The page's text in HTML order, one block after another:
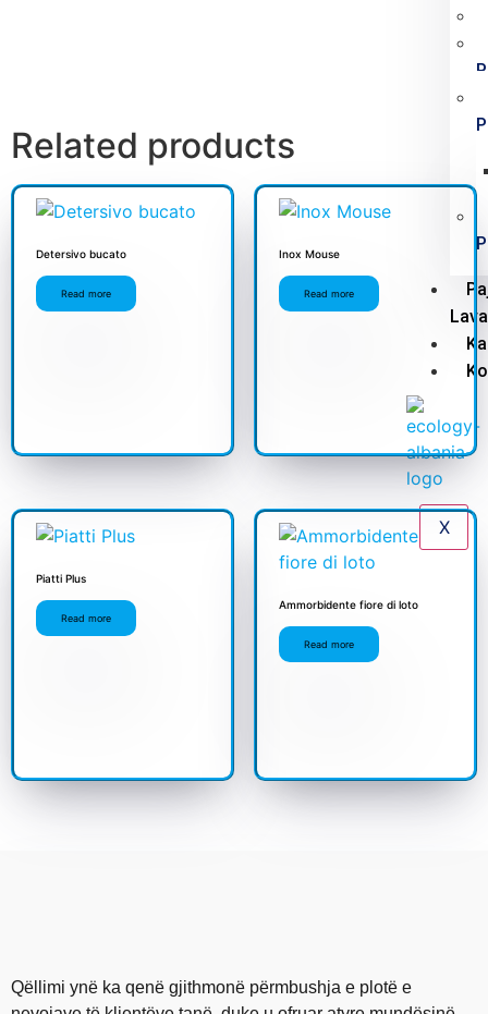
X
Related products
Detersivo bucato
Read more
Inox Mouse
Read more
Piatti Plus
Read more
Ammorbidente fiore di loto
Read more
Qëllimi ynë ka qenë gjithmonë përmbushja e plotë e